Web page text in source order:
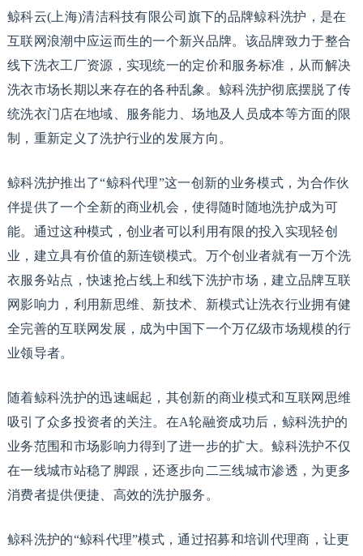
鲸科云(上海)清洁科技有限公司旗下的品牌鲸科洗护，是在
互联网浪潮中应运而生的一个新兴品牌。该品牌致力于整合
线下洗衣工厂资源，实现统一的定价和服务标准，从而解决
洗衣市场长期以来存在的各种乱象。鲸科洗护彻底摆脱了传
统洗衣门店在地域、服务能力、场地及人员成本等方面的限
制，重新定义了洗护行业的发展方向。
鲸科洗护推出了“鲸科代理”这一创新的业务模式，为合作伙
伴提供了一个全新的商业机会，使得随时随地洗护成为可
能。通过这种模式，创业者可以利用有限的投入实现轻创
业，建立具有价值的新连锁模式。万个创业者就有一万个洗
衣服务站点，快速抢占线上和线下洗护市场，建立品牌互联
网影响力，利用新思维、新技术、新模式让洗衣行业拥有健
全完善的互联网发展，成为中国下一个万亿级市场规模的行
业领导者。
随着鲸科洗护的迅速崛起，其创新的商业模式和互联网思维
吸引了众多投资者的关注。在A轮融资成功后，鲸科洗护的
业务范围和市场影响力得到了进一步的扩大。鲸科洗护不仅
在一线城市站稳了脚跟，还逐步向二三线城市渗透，为更多
消费者提供便捷、高效的洗护服务。
鲸科洗护的“鲸科代理”模式，通过招募和培训代理商，让更